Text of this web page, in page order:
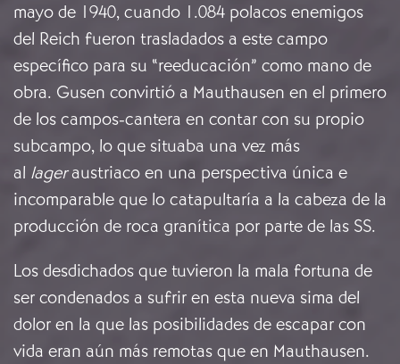
mayo de 1940, cuando 1.084 polacos enemigos
del Reich fueron trasladados a este campo
específico para su “reeducación” como mano de
obra. Gusen convirtió a Mauthausen en el primero
de los campos-cantera en contar con su propio
subcampo, lo que situaba una vez más
al lageraustriaco en una perspectiva única e
incomparable que lo catapultaría a la cabeza de la
producción de roca granítica por parte de las SS.
Los desdichados que tuvieron la mala fortuna de
ser condenados a sufrir en esta nueva sima del
dolor en la que las posibilidades de escapar con
vida eran aún más remotas que en Mauthausen.